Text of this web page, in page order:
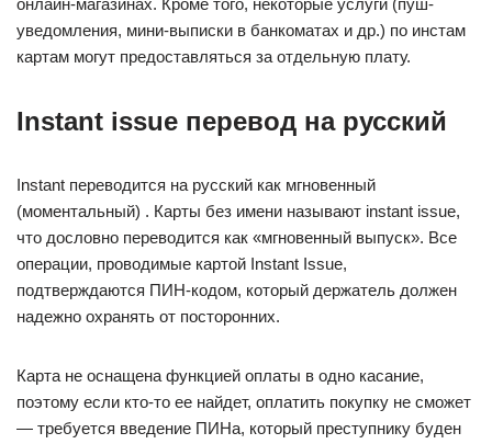
онлайн-магазинах. Кроме того, некоторые услуги (пуш-
уведомления, мини-выписки в банкоматах и др.) по инстам
картам могут предоставляться за отдельную плату.
Instant issue перевод на русский
Instant переводится на русский как мгновенный
(моментальный) . Карты без имени называют instant issue,
что дословно переводится как «мгновенный выпуск». Все
операции, проводимые картой Instant Issue,
подтверждаются ПИН-кодом, который держатель должен
надежно охранять от посторонних.
Карта не оснащена функцией оплаты в одно касание,
поэтому если кто-то ее найдет, оплатить покупку не сможет
— требуется введение ПИНа, который преступнику буден